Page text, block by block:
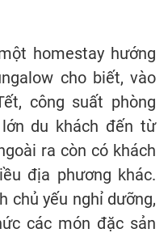
homestay hướng
cho biết, vào
công suất phòng
du khách đến từ
ra còn có khách
địa phương khác.
chủ yếu nghỉ dưỡng,
các món đặc sản